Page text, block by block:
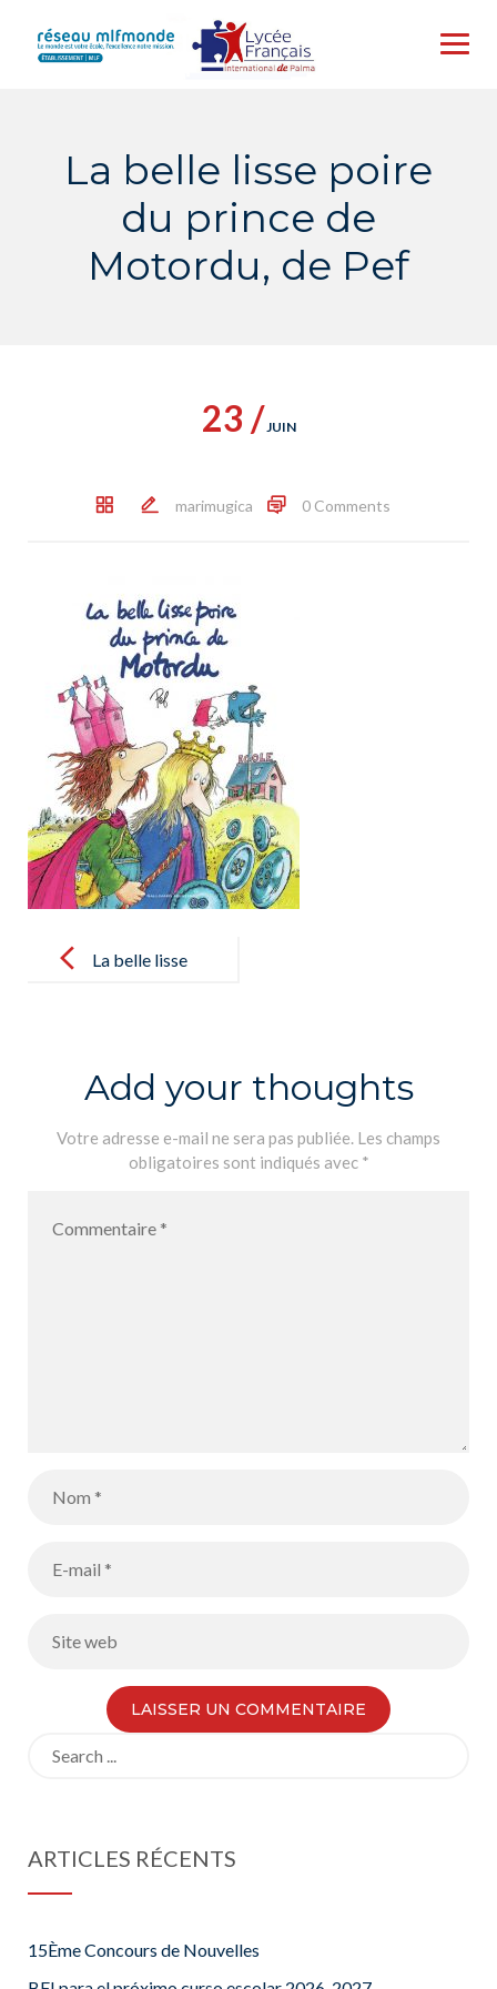
content
La belle lisse poire
du prince de
Motordu, de Pef
23 /JUIN
marimugica 0 Comments
navigationLa belle lisse
Pef
Add your thoughts
Votre adresse e-mail ne sera pas publiée. Les champs
obligatoires sont indiqués avec *
ARTICLES RÉCENTS
15Ème Concours de Nouvelles